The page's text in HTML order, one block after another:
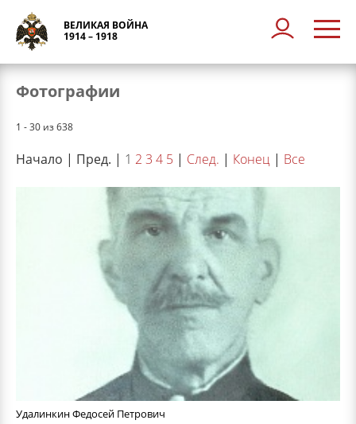
ВЕЛИКАЯ ВОЙНА
1914 – 1918
Фотографии
1 - 30 из 638
Начало | Пред. | 1 2 3 4 5 | След. | Конец | Все
Удалинкин Федосей Петрович